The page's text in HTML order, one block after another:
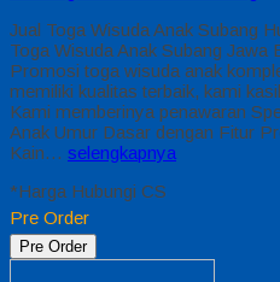
Jual Toga Wisuda Anak Subang
Toga Wisuda Anak Subang Jawa
Promosi toga wisuda anak
memiliki kualitas terbaik, kami
Kami memberinya penawaran
Anak Umur Dasar dengan Fitur
Kain… selengkapnya
*Harga Hubungi CS
Pre Order
Pre Order